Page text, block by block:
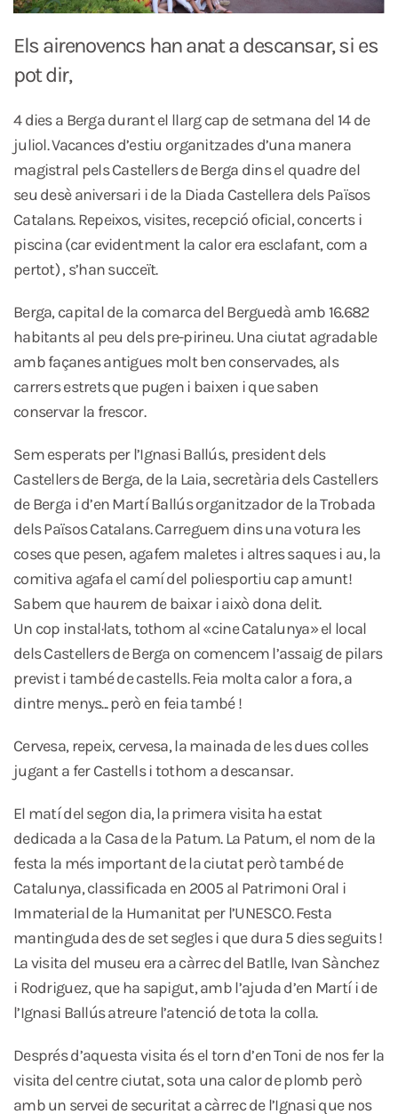
Els airenovencs han anat a descansar, si es
pot dir,
4 dies a Berga durant el llarg cap de setmana del 14 de
juliol. Vacances d’estiu organitzades d’una manera
magistral pels Castellers de Berga dins el quadre del
seu desè aniversari i de la Diada Castellera dels Països
Catalans. Repeixos, visites, recepció oficial, concerts i
piscina (car evidentment la calor era esclafant, com a
pertot) , s’han succeït.
Berga, capital de la comarca del Berguedà amb 16.682
habitants al peu dels pre-pirineu. Una ciutat agradable
amb façanes antigues molt ben conservades, als
carrers estrets que pugen i baixen i que saben
conservar la frescor.
Sem esperats per l’Ignasi Ballús, president dels
Castellers de Berga, de la Laia, secretària dels Castellers
de Berga i d’en Martí Ballús organitzador de la Trobada
dels Països Catalans. Carreguem dins una votura les
coses que pesen, agafem maletes i altres saques i au, la
comitiva agafa el camí del poliesportiu cap amunt!
Sabem que haurem de baixar i això dona delit.
Un cop instal·lats, tothom al «cine Catalunya» el local
dels Castellers de Berga on comencem l’assaig de pilars
previst i també de castells. Feia molta calor a fora, a
dintre menys... però en feia també !
Cervesa, repeix, cervesa, la mainada de les dues colles
jugant a fer Castells i tothom a descansar.
El matí del segon dia, la primera visita ha estat
dedicada a la Casa de la Patum. La Patum, el nom de la
festa la més important de la ciutat però també de
Catalunya, classificada en 2005 al Patrimoni Oral i
Immaterial de la Humanitat per l’UNESCO. Festa
mantinguda des de set segles i que dura 5 dies seguits !
La visita del museu era a càrrec del Batlle, Ivan Sànchez
i Rodriguez, que ha sapigut, amb l’ajuda d’en Martí i de
l’Ignasi Ballús atreure l’atenció de tota la colla.
Després d’aquesta visita és el torn d’en Toni de nos fer la
visita del centre ciutat, sota una calor de plomb però
amb un servei de securitat a càrrec de l’Ignasi que nos